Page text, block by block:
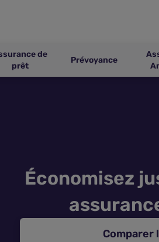
de
prêt
Prévoyance
Économisez
Comparer